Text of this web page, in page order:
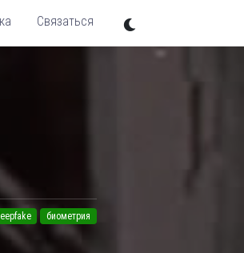
Связаться
биометрия